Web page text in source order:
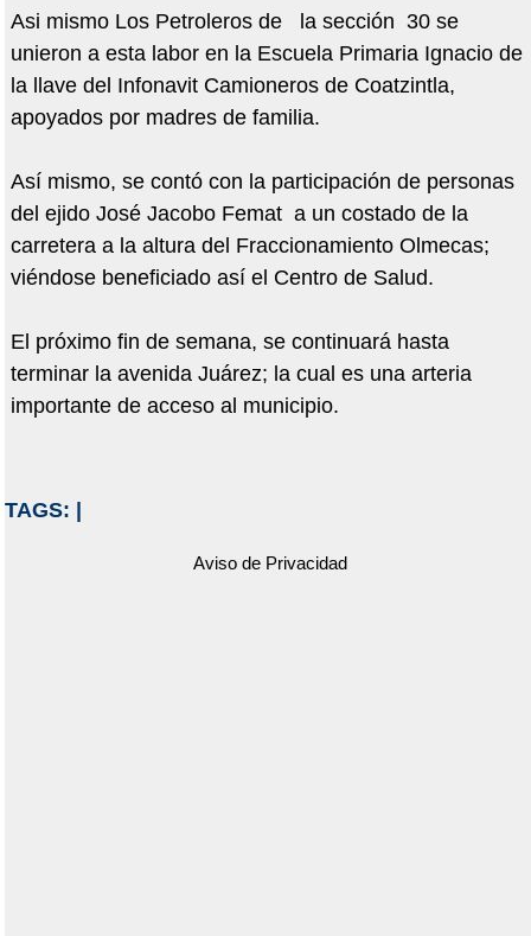
Asi mismo Los Petroleros de la sección 30 se
unieron a esta labor en la Escuela Primaria Ignacio de
la llave del Infonavit Camioneros de Coatzintla,
apoyados por madres de familia.
Así mismo, se contó con la participación de personas
del ejido José Jacobo Femat a un costado de la
carretera a la altura del Fraccionamiento Olmecas;
viéndose beneficiado así el Centro de Salud.
El próximo fin de semana, se continuará hasta
terminar la avenida Juárez; la cual es una arteria
importante de acceso al municipio.
TAGS:
Aviso de Privacidad